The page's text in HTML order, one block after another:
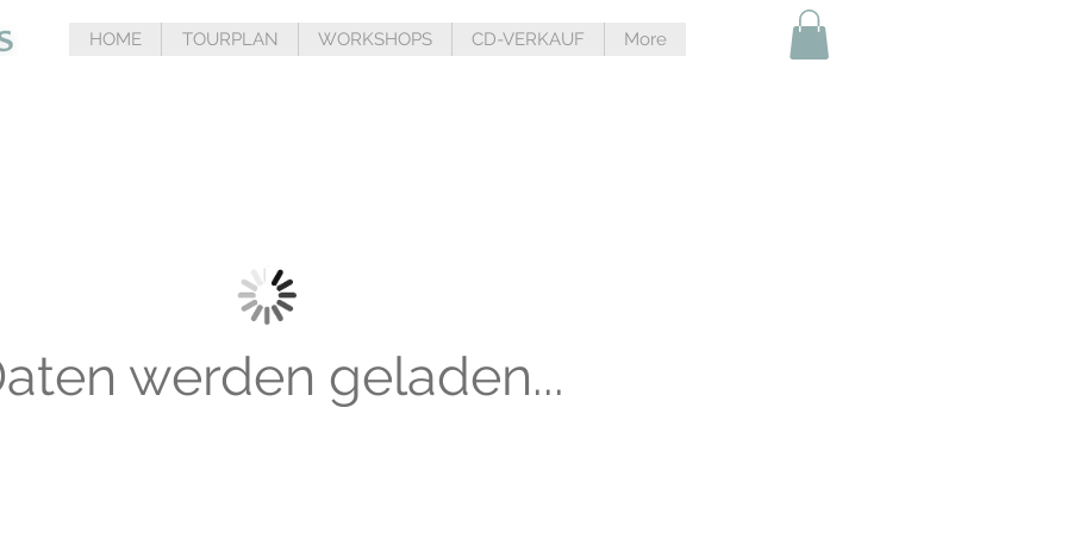
HOME TOURPLAN WORKSHOPS CD-VERKAUF More
werden geladen...